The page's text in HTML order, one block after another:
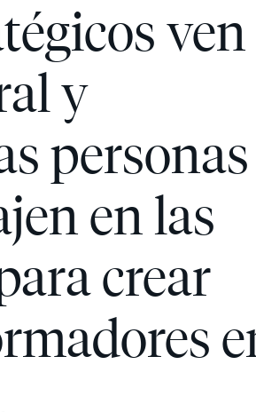
y
personas
en las
crear